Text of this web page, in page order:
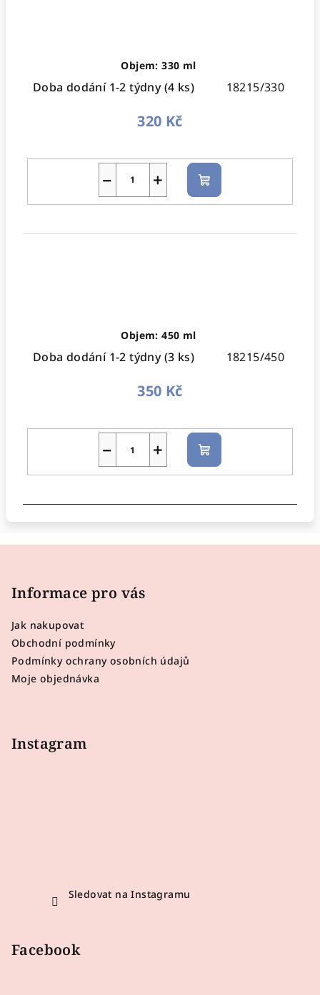
Objem: 330 ml
Doba dodání 1-2 týdny(4 ks) 18215/330
320 Kč
+
− Do
košíku
Objem: 450 ml
Doba dodání 1-2 týdny(3 ks) 18215/450
350 Kč
+
− Do
košíku
Informace pro vás
Jak nakupovat
Obchodní podmínky
Podmínky ochrany osobních údajů
Moje objednávka
Instagram
Sledovat na Instagramu
Facebook